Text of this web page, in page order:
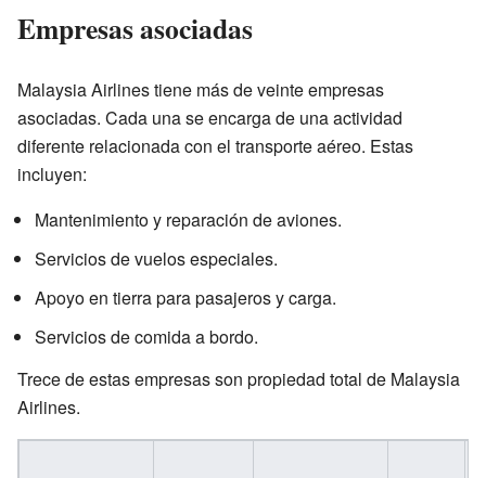
Empresas asociadas
Malaysia Airlines tiene más de veinte empresas
asociadas. Cada una se encarga de una actividad
diferente relacionada con el transporte aéreo. Estas
incluyen:
Mantenimiento y reparación de aviones.
Servicios de vuelos especiales.
Apoyo en tierra para pasajeros y carga.
Servicios de comida a bordo.
Trece de estas empresas son propiedad total de Malaysia
Airlines.